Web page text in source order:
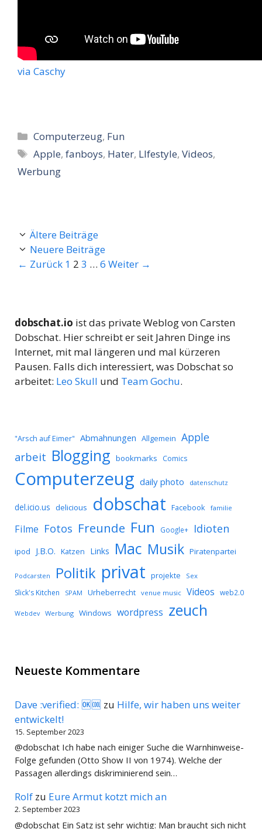
via Caschy
Kategorien
Computerzeug, Fun
Schlagwörter
Apple,fanboys, Hater, LIfestyle,Videos,
Werbung
Ältere Beiträge
Neuere Beiträge
← Zurück Seite
1 Seite
2 Seite
3 … Seite
6 Weiter →
dobschat.io ist das private Weblog von Carsten
Dobschat. Hier schreibt er seit Jahren Dinge ins
Internet, mit mal längeren und mal kürzeren
Pausen. Falls dich interessiert, was Dobschat so
arbeitet: Leo Skull und Team Gochu.
"Arsch auf Eimer" Abmahnungen Allgemein Apple
arbeit Blogging bookmarks Comics
Computerzeug daily photo datenschutz
del.icio.us delicious dobschat Facebook familie
Filme Fotos Freunde Fun Google+ Idioten
ipod J.B.O. Katzen Links Mac Musik Piratenpartei
Podcarsten Politik privat projekte Sex
Slick's Kitchen SPAM Urheberrecht venue music Videos web2.0
Webdev Werbung Windows wordpress zeuch
Neueste Kommentare
Dave :verified: 🆗🆒 zu Hilfe, wir haben uns weiter
entwickelt!
15. September 2023
@dobschat Ich habe nach einiger Suche die Warnhinweise-
Folge gefunden (Otto Show II von 1974). Welche der
Passagen allerdings diskriminierend sein…
Rolf zu Eure Armut kotzt mich an
2. September 2023
@dobschat Ein Satz ist sehr wichtig: Man braucht sich nicht